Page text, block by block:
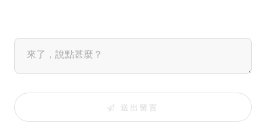
送出留言